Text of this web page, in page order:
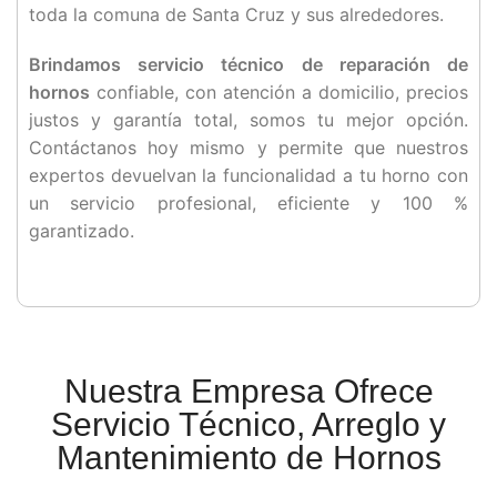
toda la comuna de Santa Cruz y sus alrededores.
Brindamos servicio técnico de reparación de
hornos confiable, con atención a domicilio, precios
justos y garantía total, somos tu mejor opción.
Contáctanos hoy mismo y permite que nuestros
expertos devuelvan la funcionalidad a tu horno con
un servicio profesional, eficiente y 100 %
garantizado.
Nuestra Empresa Ofrece
Servicio Técnico, Arreglo y
Mantenimiento de Hornos